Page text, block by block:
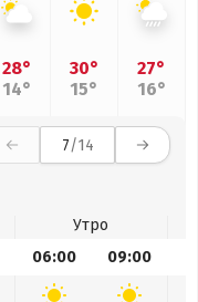
28°
14°
30°
15°
27°
16°
7/14
Утро
06:00 09:00